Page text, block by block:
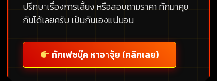
ปรึกษาเรื่องการเลี้ยง หรือสอบถามราคา ทักมาคุย
กันได้เลยครับ เป็นกันเองแน่นอน
ทักเฟซบุ๊ค หาอาจุ้ย (คลิกเลย)